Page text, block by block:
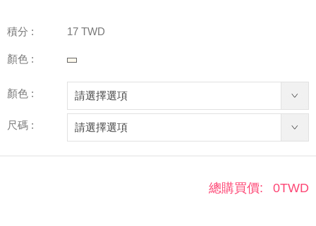
積分 : 17 TWD
顏色 :
顏色 :
尺碼 :
總購買價: 0TWD